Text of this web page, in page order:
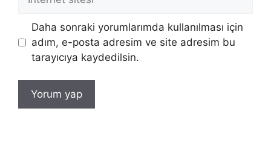
sitesi
Daha sonraki yorumlarımda kullanılması için
adım, e-posta adresim ve site adresim bu
tarayıcıya kaydedilsin.